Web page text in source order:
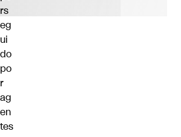
rs
eg
ui
do
po
r
ag
en
tes